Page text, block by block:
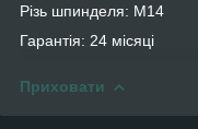
Різь шпинделя: М14
Гарантія: 24 місяці
Приховати